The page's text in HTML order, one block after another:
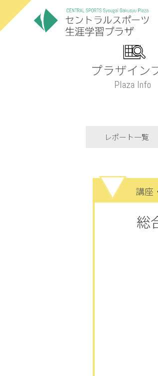
プラザイン
Plaza Info
レポート一覧
講座
総